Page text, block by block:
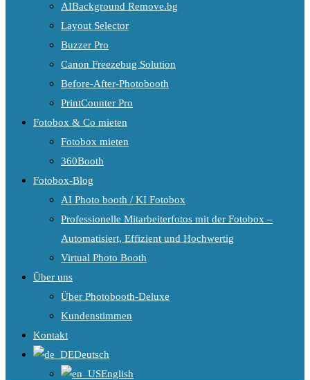
AIBackground Remove.bg
Layout Selector
Buzzer Pro
Canon Freezebug Solution
Before-After-Photobooth
PrintCounter Pro
Fotobox & Co mieten
Fotobox mieten
360Booth
Fotobox-Blog
AI Photo booth / KI Fotobox
Professionelle Mitarbeiterfotos mit der Fotobox –
Automatisiert, Effizient und Hochwertig
Virtual Photo Booth
Über uns
Über Photobooth-Deluxe
Kundenstimmen
Kontakt
Deutsch
English